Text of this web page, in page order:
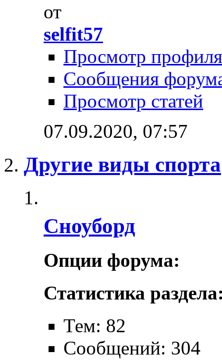
от
selfit57
Просмотр профиля
Сообщения
Просмотр статей
07.09.2020, 07:57
Другие виды спорта
Сноуборд
Опции форума:
Статистика
Тем: 82
Сообщений: 304